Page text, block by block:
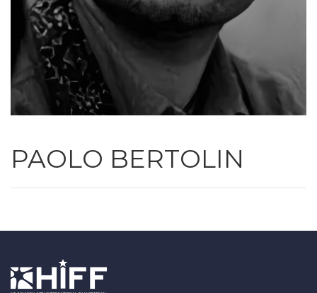
PAOLO BERTOLIN